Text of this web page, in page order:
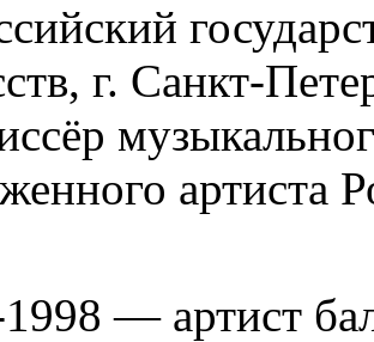
г. Санкт-
артиста
— артист